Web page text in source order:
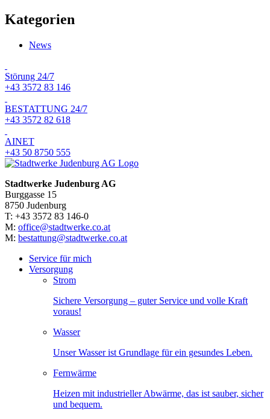
Kategorien
News
Störung 24/7
+43 3572 83 146
BESTATTUNG 24/7
+43 3572 82 618
AINET
+43 50 8750 555
Stadtwerke Judenburg AG
Burggasse 15
8750 Judenburg
T: +43 3572 83 146-0
M: office@stadtwerke.co.at
M: bestattung@stadtwerke.co.at
Service für mich
Versorgung
Strom
Sichere Versorgung – guter Service und volle Kraft
voraus!
Wasser
Unser Wasser ist Grundlage für ein gesundes Leben.
Fernwärme
Heizen mit industrieller Abwärme, das ist sauber, sicher
und bequem.